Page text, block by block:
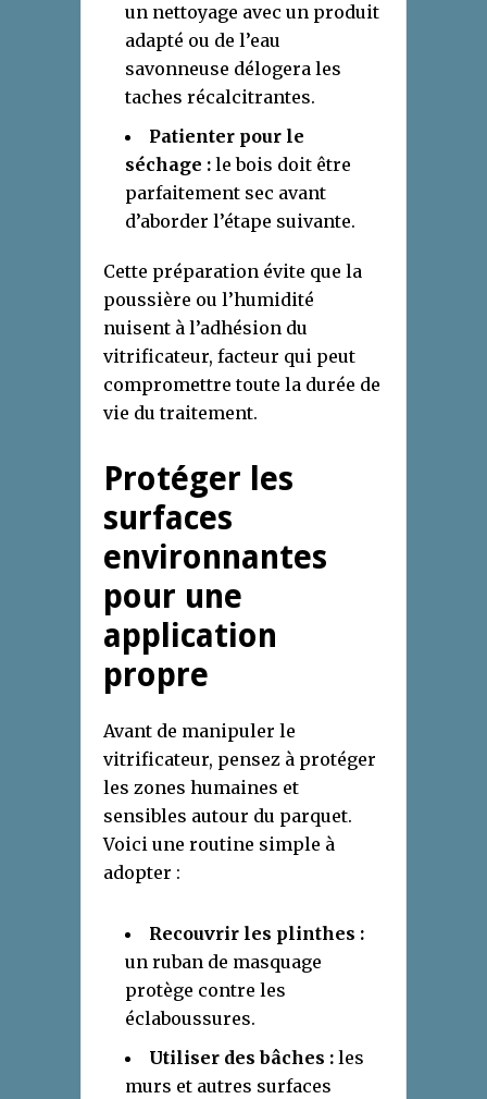
un nettoyage avec un produit
adapté ou de l’eau
savonneuse délogera les
taches récalcitrantes.
Patienter pour le
séchage : le bois doit être
parfaitement sec avant
d’aborder l’étape suivante.
Cette préparation évite que la
poussière ou l’humidité
nuisent à l’adhésion du
vitrificateur, facteur qui peut
compromettre toute la durée de
vie du traitement.
Protéger les
surfaces
environnantes
pour une
application
propre
Avant de manipuler le
vitrificateur, pensez à protéger
les zones humaines et
sensibles autour du parquet.
Voici une routine simple à
adopter :
Recouvrir les plinthes :
un ruban de masquage
protège contre les
éclaboussures.
Utiliser des bâches : les
murs et autres surfaces